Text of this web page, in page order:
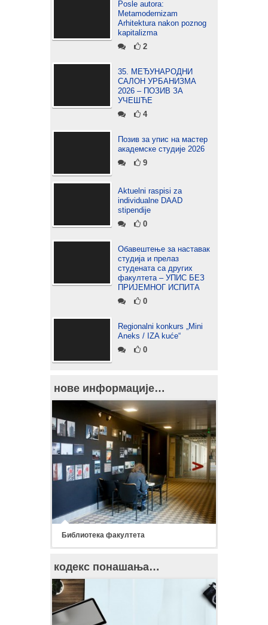
Posle autora:
Metamodernizam
Arhitektura nakon poznog
kapitalizma
2
35. МЕЂУНАРОДНИ
САЛОН УРБАНИЗМА
2026 – ПОЗИВ ЗА
УЧЕШЋЕ
4
Позив за упис на мастер
академске студије 2026
9
Aktuelni raspisi za
individualne DAAD
stipendije
0
Обавештење за наставак
студија и прелаз
студената са других
факултета – УПИС БЕЗ
ПРИЈЕМНОГ ИСПИТА
0
Regionalni konkurs „Mini
Aneks / IZA kuće“
0
нове информације…
Библиотека факултета
кодекс понашања…